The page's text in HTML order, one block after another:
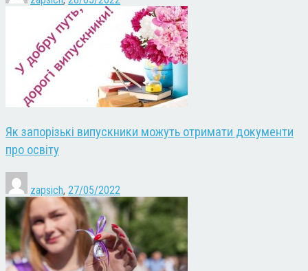
Як запорізькі випускники можуть отримати документи
про освіту
zapsich, 27/05/2022